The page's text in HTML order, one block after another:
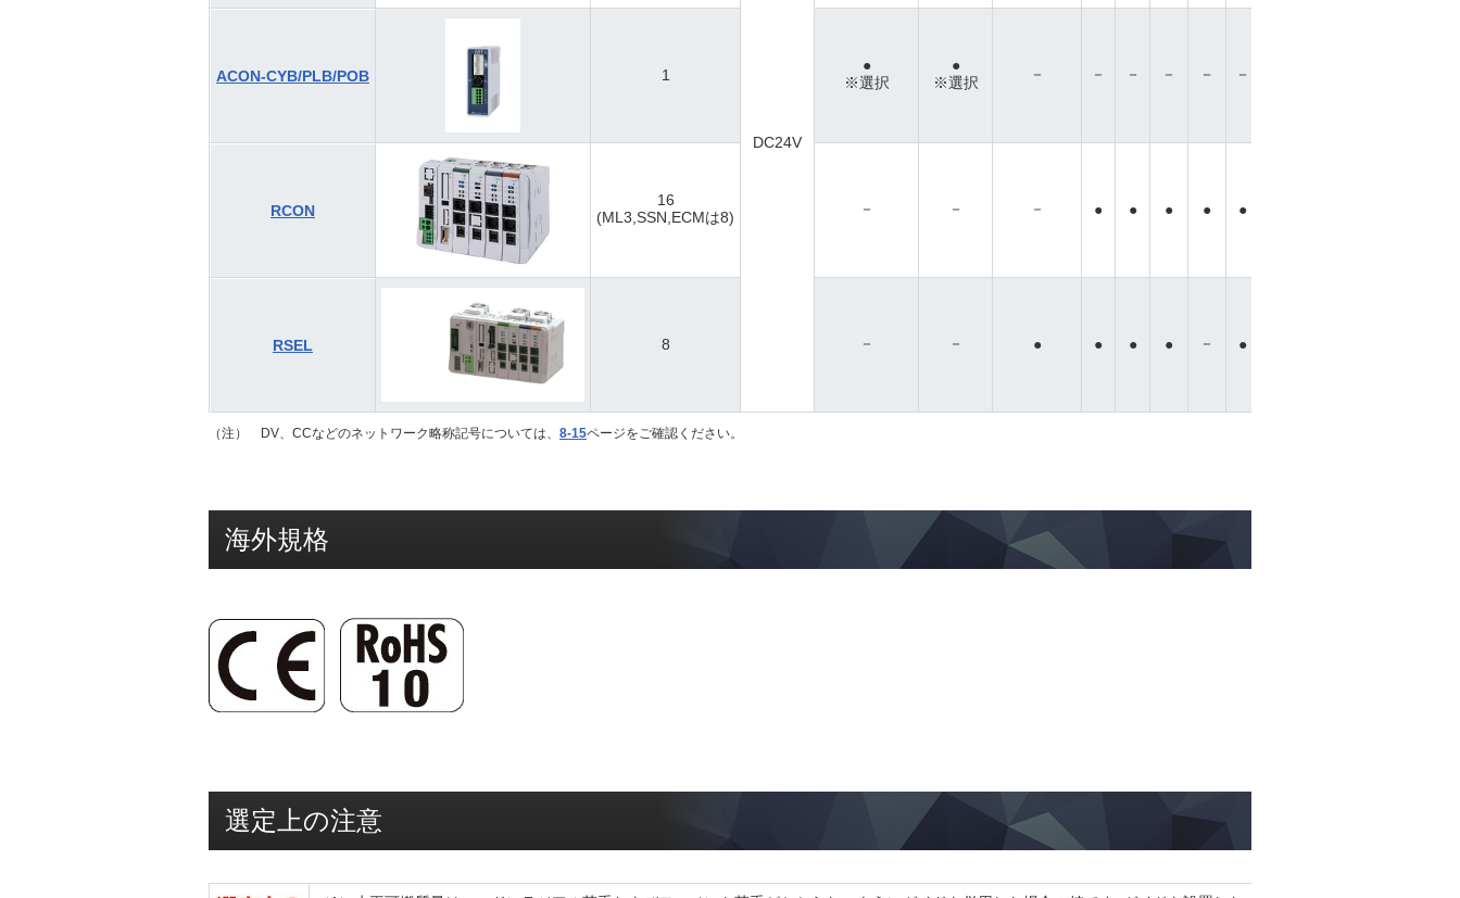
DC24V
ACON-CYB/PLB/POB 1
●
※選択
●
※選択
－ － － － － －
RCON
16
(ML3,SSN,ECMは8)
－ － － ● ● ● ● ●
RSEL 8 － － ● ● ● ● － ●
（注） DV、CCなどのネットワーク略称記号については、 8-15ページをご確認ください。
海外規格
選定上の注意